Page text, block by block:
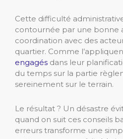
Cette difficulté
contournée par une bonne
coordination avec des
quartier. Comme
engagés dans leur
du temps sur la partie
sereinement sur le terrain.
Le résultat ? Un désastre
quand on suit ces conseils
erreurs transforme une